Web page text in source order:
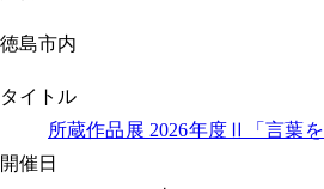
徳島市内
タイトル
所蔵作品展 2026年度Ⅱ「言葉を
開催日